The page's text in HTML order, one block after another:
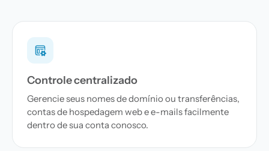
Controle centralizado
Gerencie seus nomes de domínio ou transferências,
contas de hospedagem web e e-mails facilmente
dentro de sua conta conosco.